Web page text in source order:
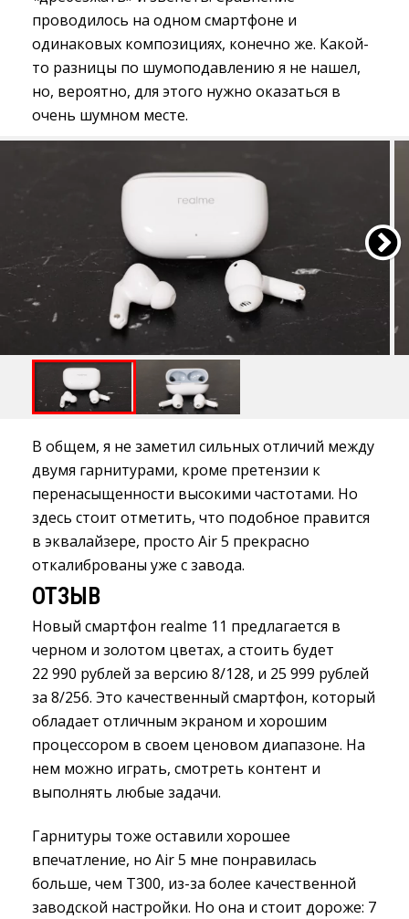
проводилось на одном смартфоне и
одинаковых композициях, конечно же. Какой-
то разницы по шумоподавлению я не нашел,
но, вероятно, для этого нужно оказаться в
очень шумном месте.
В общем, я не заметил сильных отличий между
двумя гарнитурами, кроме претензии к
перенасыщенности высокими частотами. Но
здесь стоит отметить, что подобное правится
в эквалайзере, просто Air 5 прекрасно
откалиброваны уже с завода.
ОТЗЫВ
Новый смартфон realme 11 предлагается в
черном и золотом цветах, а стоить будет
22 990 рублей за версию 8/128, и 25 999 рублей
за 8/256. Это качественный смартфон, который
обладает отличным экраном и хорошим
процессором в своем ценовом диапазоне. На
нем можно играть, смотреть контент и
выполнять любые задачи.
Гарнитуры тоже оставили хорошее
впечатление, но Air 5 мне понравилась
больше, чем Т300, из-за более качественной
заводской настройки. Но она и стоит дороже: 7